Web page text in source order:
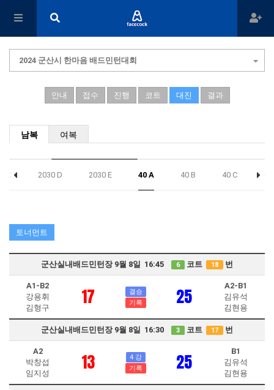
2024 군산시 한마음 배드민턴대회
안내 접수 진행 코트 대진 결과
남복 여복
C 2030 D 2030 E 40 A 40 B 40 C 40
토너먼트
군산실내배드민턴장 9월 8일 16:45 6 코트 18 번
A1-B2
강용휘
김형구
17
결승
기록
25
A2-B1
김유석
김현용
군산실내배드민턴장 9월 8일 16:30 3 코트 17 번
A2
박창섭
임지성
13
4 강
기록
25
B1
김유석
김현용